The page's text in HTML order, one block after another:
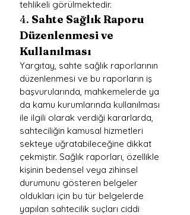
tehlikeli görülmektedir.
4. Sahte Sağlık Raporu
Düzenlenmesi ve
Kullanılması
Yargıtay, sahte sağlık raporlarının
düzenlenmesi ve bu raporların iş
başvurularında, mahkemelerde ya
da kamu kurumlarında kullanılması
ile ilgili olarak verdiği kararlarda,
sahteciliğin kamusal hizmetleri
sekteye uğratabileceğine dikkat
çekmiştir. Sağlık raporları, özellikle
kişinin bedensel veya zihinsel
durumunu gösteren belgeler
oldukları için bu tür belgelerde
yapılan sahtecilik suçları ciddi